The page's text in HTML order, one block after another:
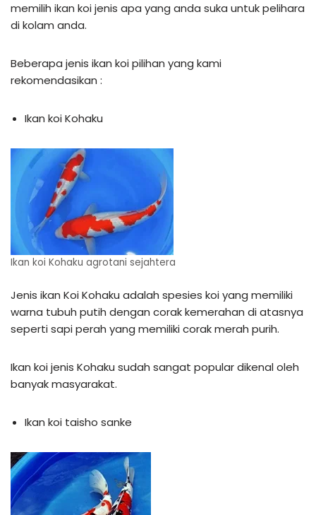
memilih ikan koi jenis apa yang anda suka untuk pelihara
di kolam anda.
Beberapa jenis ikan koi pilihan yang kami
rekomendasikan :
Ikan koi Kohaku
Ikan koi Kohaku agrotani sejahtera
Jenis ikan Koi Kohaku adalah spesies koi yang memiliki
warna tubuh putih dengan corak kemerahan di atasnya
seperti sapi perah yang memiliki corak merah purih.
Ikan koi jenis Kohaku sudah sangat popular dikenal oleh
banyak masyarakat.
Ikan koi taisho sanke